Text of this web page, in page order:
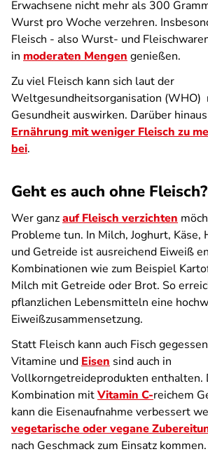
Erwachsene nicht mehr als 300
Wurst pro Woche verzehren.
Fleisch - also Wurst- und
in moderaten Mengen genießen.
Zu viel Fleisch kann sich laut der
Weltgesundheitsorganisation (WHO)
Gesundheit auswirken. Darüber hinaus
Ernährung mit weniger Fleisch zu
bei.
Geht es auch ohne Fleisch?
Wer ganzauf Fleisch verzichten
Probleme tun. In Milch, Joghurt, Käse,
und Getreide ist ausreichend Eiweiß
Kombinationen wie zum Beispiel
Milch mit Getreide oder Brot. So
pflanzlichen Lebensmitteln eine
Eiweißzusammensetzung.
Statt Fleisch kann auch Fisch
Vitamine und Eisen sind auch in
Vollkorngetreideprodukten enthalten.
Kombination mitVitamin C-reichem
kann die Eisenaufnahme verbessert
vegetarische oder vegane
nach Geschmack zum Einsatz kommen.